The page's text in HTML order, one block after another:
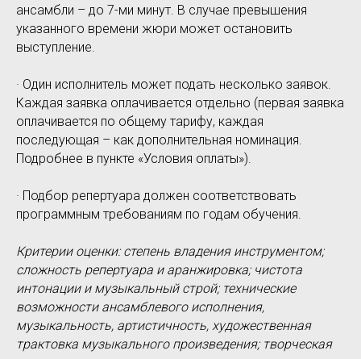
ансамбли – до 7-ми минут. В случае превышения
указанного времени жюри может остановить
выступление.
· Один исполнитель может подать несколько заявок.
Каждая заявка оплачивается отдельно (первая заявка
оплачивается по общему тарифу, каждая
последующая – как дополнительная номинация.
Подробнее в пункте «Условия оплаты»).
· Подбор репертуара должен соответствовать
программным требованиям по годам обучения.
Критерии оценки: степень владения инструментом;
сложность репертуара и аранжировка; чистота
интонации и музыкальный строй; технические
возможности ансамблевого исполнения,
музыкальность, артистичность, художественная
трактовка музыкального произведения; творческая